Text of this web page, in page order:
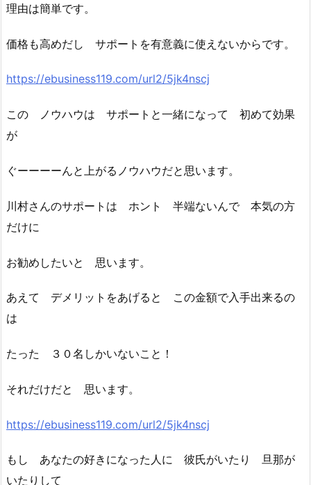
理由は簡単です。
価格も高めだし サポートを有意義に使えないからです。
https://ebusiness119.com/url2/5jk4nscj
この ノウハウは サポートと一緒になって 初めて効果
が
ぐーーーーんと上がるノウハウだと思います。
川村さんのサポートは ホント 半端ないんで 本気の方
だけに
お勧めしたいと 思います。
あえて デメリットをあげると この金額で入手出来るの
は
たった ３０名しかいないこと！
それだけだと 思います。
https://ebusiness119.com/url2/5jk4nscj
もし あなたの好きになった人に 彼氏がいたり 旦那が
いたりして